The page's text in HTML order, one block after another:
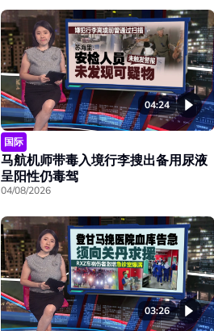
04:24
国际
马航机师带毒入境行李搜出备用尿液
呈阳性仍毒驾
04/08/2026
03:26